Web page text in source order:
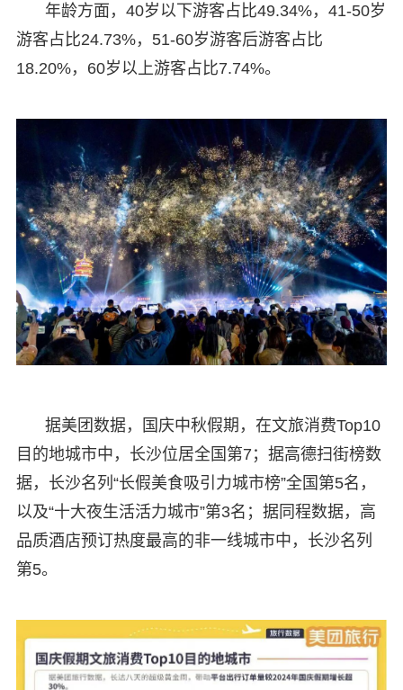
年龄方面，40岁以下游客占比49.34%，41-50岁
游客占比24.73%，51-60岁游客后游客占比
18.20%，60岁以上游客占比7.74%。
据美团数据，国庆中秋假期，在文旅消费Top10
目的地城市中，长沙位居全国第7；据高德扫街榜数
据，长沙名列“长假美食吸引力城市榜”全国第5名，
以及“十大夜生活活力城市”第3名；据同程数据，高
品质酒店预订热度最高的非一线城市中，长沙名列
第5。